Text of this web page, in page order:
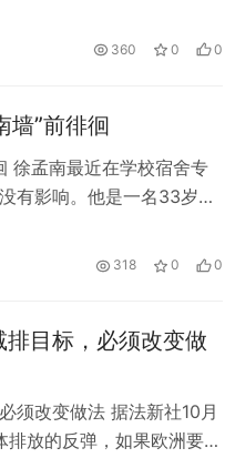
络联通了100多个国家和地
360 0 0
墙”前徘徊
徐孟南最近在学校宿舍专
有影响。他是一名33岁的
力得零分的事件。 徐孟南
318 0 0
目标，必须改变做
须改变做法 据法新社10月
放的反弹，如果欧洲要实